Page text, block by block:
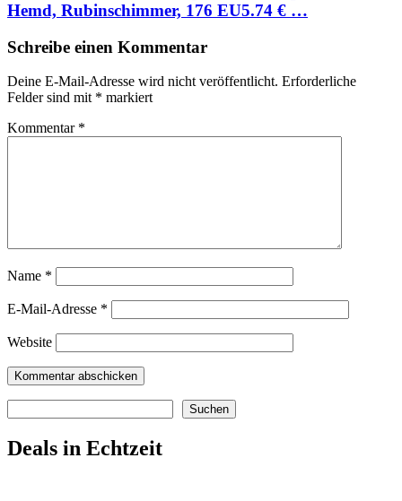
Hemd, Rubinschimmer, 176 EU5.74 € …
Schreibe einen Kommentar
Deine E-Mail-Adresse wird nicht veröffentlicht. Erforderliche
Felder sind mit * markiert
Kommentar *
Name *
E-Mail-Adresse *
Website
Suchen
Deals in Echtzeit